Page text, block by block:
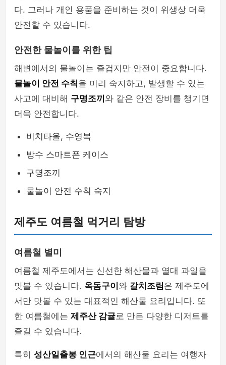
다. 그러나 개인 용품을 준비하는 것이 위생상 더욱
안전할 수 있습니다.
안전한 물놀이를 위한 팁
해변에서의 물놀이는 즐겁지만 안전이 중요합니다.
물놀이 안전 수칙을 미리 숙지하고, 발생할 수 있는
사고에 대비해 구명조끼 와 같은 안전 장비를 챙기면
더욱 안전합니다.
비치타올, 수영복
방수 스마트폰 케이스
구명조끼
물놀이 안전 수칙 숙지
제주도 여름철 먹거리 탐방
여름철 별미
여름철 제주도에서는 신선한 해산물과 열대 과일을
맛볼 수 있습니다. 옥돔구이 와 갈치조림은 제주도에
서만 맛볼 수 있는 대표적인 해산물 요리입니다. 또
한 여름철에는 제주산 감귤로 만든 다양한 디저트를
즐길 수 있습니다.
특히 성산일출봉 인근에서의 해산물 요리는 여행자